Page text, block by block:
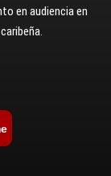
en audiencia en